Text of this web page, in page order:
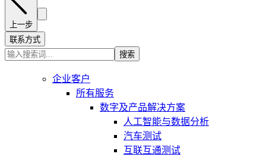
上一步
联系方式
搜索
企业客户
所有服务
数字及产品解决方案
人工智能与数据分析
汽车测试
互联互通测试